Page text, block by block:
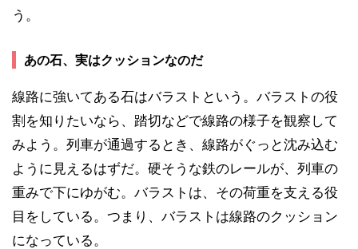
う。
あの石、実はクッションなのだ
線路に強いてある石はバラストという。バラストの役
割を知りたいなら、踏切などで線路の様子を観察して
みよう。列車が通過するとき、線路がぐっと沈み込む
ように見えるはずだ。硬そうな鉄のレールが、列車の
重みで下にゆがむ。バラストは、その荷重を支える役
目をしている。つまり、バラストは線路のクッション
になっている。